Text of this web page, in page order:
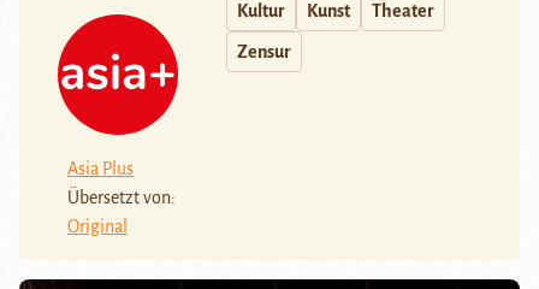
Asia Plus
Übersetzt von:
Original
Kultur Kunst Theater
Zensur